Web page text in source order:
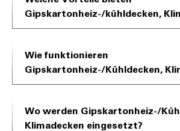
Gipskartonheiz-/kühldecken,
Wie funktionieren
Gipskartonheiz-/Kühldecken,
Wo werden Gipskartonheiz-/
Klimadecken eingesetzt?